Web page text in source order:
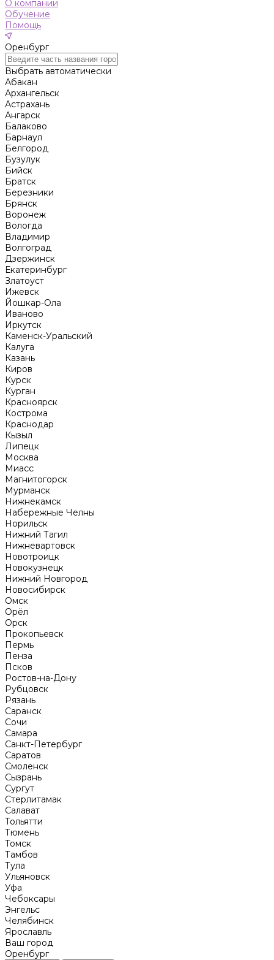
О компании
Обучение
Помощь
Оренбург
Выбрать автоматически
Абакан
Архангельск
Астрахань
Ангарск
Балаково
Барнаул
Белгород
Бузулук
Бийск
Братск
Березники
Брянск
Воронеж
Вологда
Владимир
Волгоград
Дзержинск
Екатеринбург
Златоуст
Ижевск
Йошкар-Ола
Иваново
Иркутск
Каменск-Уральский
Калуга
Казань
Киров
Курск
Курган
Красноярск
Кострома
Краснодар
Кызыл
Липецк
Москва
Миасс
Магнитогорск
Мурманск
Нижнекамск
Набережные Челны
Норильск
Нижний Тагил
Нижневартовск
Новотроицк
Новокузнецк
Нижний Новгород
Новосибирск
Омск
Орёл
Орск
Прокопьевск
Пермь
Пенза
Псков
Ростов-на-Дону
Рубцовск
Рязань
Саранск
Сочи
Самара
Санкт-Петербург
Саратов
Смоленск
Сызрань
Сургут
Стерлитамак
Салават
Тольятти
Тюмень
Томск
Тамбов
Тула
Ульяновск
Уфа
Чебоксары
Энгельс
Челябинск
Ярославль
Ваш город
Оренбург